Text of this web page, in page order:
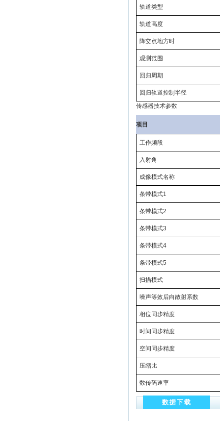
轨道类型
轨道高度
降交点地方时
观测范围
回归周期
回归轨道控制半径
传感器技术参数
项目
工作频段
入射角
成像模式名称
条带模式1
条带模式2
条带模式3
条带模式4
条带模式5
扫描模式
噪声等效后向散射系数
相位同步精度
时间同步精度
空间同步精度
压缩比
数传码速率
数据下载